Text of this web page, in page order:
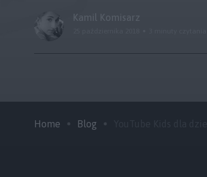
Kamil Komisarz
Home Blog